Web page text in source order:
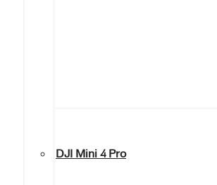
DJI Mini 4 Pro